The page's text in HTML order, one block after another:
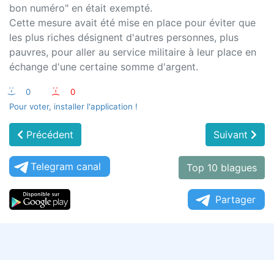
bon numéro" en était exempté.
Cette mesure avait été mise en place pour éviter que
les plus riches désignent d'autres personnes, plus
pauvres, pour aller au service militaire à leur place en
échange d'une certaine somme d'argent.
:-) 0 :-(
0
Pour voter, installer l'application !
Précédent Suivant
Telegram canal Top 10 blagues
Partager